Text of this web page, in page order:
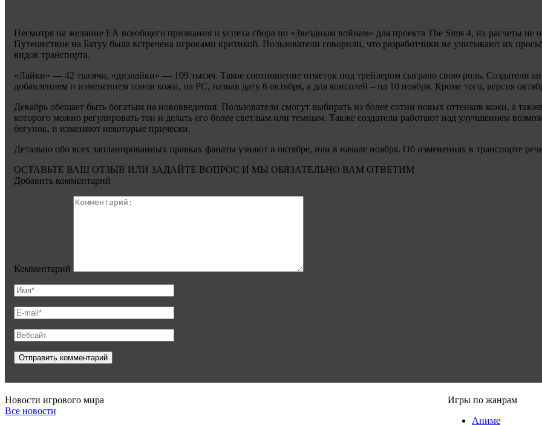
Несмотря на желание ЕА всеобщего признания и успеха сбора по «Звездным войнам» для проекта The Sims 4, их расчеты не
Путешествие на Батуу была встречена игроками критикой. Пользователи говорили, что разработчики не учитывают их
видов транспорта.
«Лайки» — 42 тысячи, «дизлайки» — 109 тысяч. Такое соотношение отметок под трейлером сыграло свою роль. Создатели
добавлением и изменением тонов кожи, на РС, назвав дату 6 октября, а для консолей – на 10 ноября. Кроме того, версия
Декабрь обещает быть богатым на нововведения. Пользователи смогут выбирать из более сотни новых оттенков кожи, а
которого можно регулировать тон и делать его более светлым или темным. Также создатели работают над улучшением
бегунок, и изменяют некоторые прически.
Детально обо всех запланированных правках фанаты узнают в октябре, или в начале ноября. Об изменениях в транспорте
ОСТАВЬТЕ ВАШ ОТЗЫВ ИЛИ ЗАДАЙТЕ ВОПРОС И МЫ ОБЯЗАТЕЛЬНО ВАМ ОТВЕТИМ
Добавить комментарий
Комментарий
Игры по жанрам
Аниме
Новости игрового мира
Все новости